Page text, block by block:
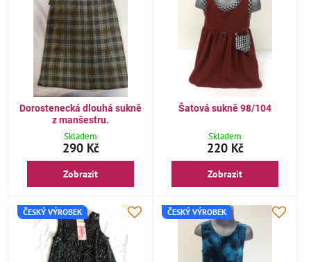
Dorostenecká dlouhá sukně
z manšestru.
Skladem
290 Kč
Zobrazit
Šatová sukně 98/104
Skladem
220 Kč
Zobrazit
ČESKÝ VÝROBEK ČESKÝ VÝROBEK